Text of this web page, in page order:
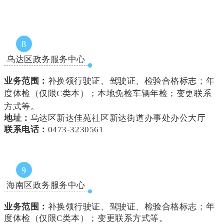
8
乌达区政务服务中心
业务范围： 补换领行驶证、驾驶证、检验合格标志；年
度体检 （仅限C类本） ； 本地免检车辆年检 ；变更联系
方式等。
地址： 乌达区新达佳苑社区新达街道办事处办公大厅
联系电话： 0473-3230561
9
海南区政务服务中心
业务范围： 补换领行驶证、驾驶证、检验合格标志；年
度体检（仅限C类本）；变更联系方式等。